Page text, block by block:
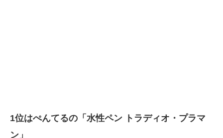
1位はぺんてるの「水性ペン トラディオ・プラマ
ン」